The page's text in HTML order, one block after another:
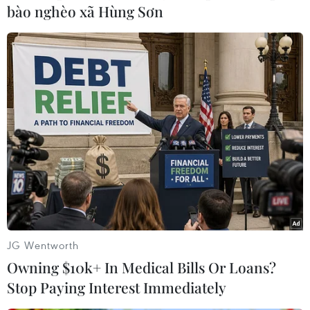
trên 54 triệu đơn vị, giá trị tương ứng khoảng
913 tỷ đồng.
Chỉ số HNX30 đóng cửa tăng 4,18 điểm, lên
ngưỡng 254,82 điểm. Khối lượng giao dịch đạt
khoảng 38 triệu đơn vị, giá trị tương ứng gần
773 tỷ đồng.
Chỉ số UpCoM-Index đóng cửa giảm 0,19 điểm,
về mức 59,67 điểm. Khối lượng giao dịch đạt
trên 24 triệu đơn vị, tương ứng giá trị gần 464 tỷ
đồng./.
bào nghèo xã Hùng Sơn
JG Wentworth
Owning $10k+ In Medical Bills Or Loans?
Stop Paying Interest Immediately